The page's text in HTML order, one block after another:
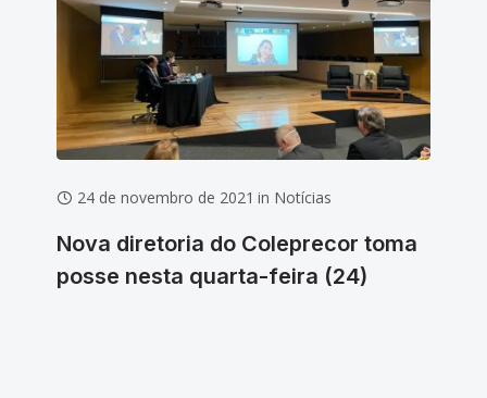
24 de novembro de 2021 in Notícias
Nova diretoria do Coleprecor toma
posse nesta quarta-feira (24)